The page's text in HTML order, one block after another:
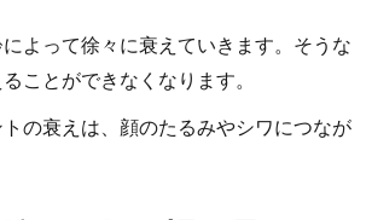
よって徐々に衰えていきます。そうな
ことができなくなります。
の衰えは、顔のたるみやシワにつなが